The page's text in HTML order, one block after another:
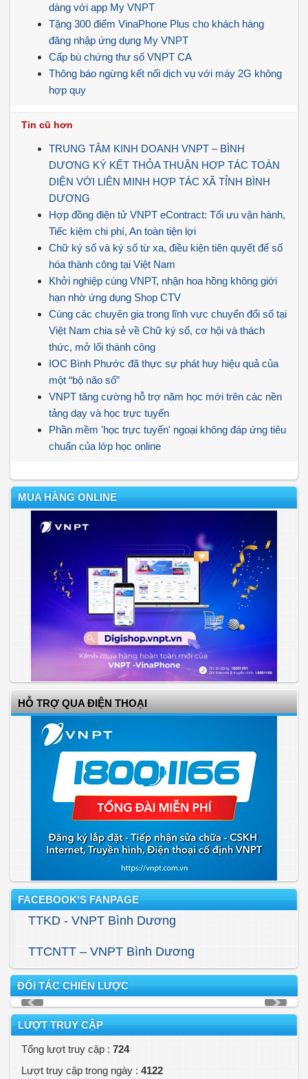
dàng với app My VNPT
Tặng 300 điểm VinaPhone Plus cho khách hàng
đăng nhập ứng dụng My VNPT
Cấp bù chứng thư số VNPT CA
Thông báo ngừng kết nối dịch vụ với máy 2G không
hợp quy
Tin cũ hơn
TRUNG TÂM KINH DOANH VNPT – BÌNH
DƯƠNG KÝ KẾT THỎA THUẬN HỢP TÁC TOÀN
DIỆN VỚI LIÊN MINH HỢP TÁC XÃ TỈNH BÌNH
DƯƠNG
Hợp đồng điện tử VNPT eContract: Tối ưu vận hành,
Tiếc kiệm chi phí, An toàn tiện lợi
Chữ ký số và ký số từ xa, điều kiện tiên quyết để số
hóa thành công tại Việt Nam
Khởi nghiệp cùng VNPT, nhận hoa hồng không giới
hạn nhờ ứng dụng Shop CTV
Cùng các chuyên gia trong lĩnh vực chuyển đổi số tại
Việt Nam chia sẻ về Chữ ký số, cơ hội và thách
thức, mở lối thành công
IOC Bình Phước đã thực sự phát huy hiệu quả của
một “bộ não số”
VNPT tăng cường hỗ trợ năm học mới trên các nền
tảng dạy và học trực tuyến
Phần mềm 'học trực tuyến' ngoại không đáp ứng tiêu
chuẩn của lớp học online
MUA HÀNG ONLINE
HỖ TRỢ QUA ĐIỆN THOẠI
FACEBOOK'S FANPAGE
TTKD - VNPT Bình Dương
TTCNTT – VNPT Bình Dương
ĐỐI TÁC CHIẾN LƯỢC
LƯỢT TRUY CẬP
Tổng lượt truy cập : 724
Lượt truy cập trong ngày : 4122